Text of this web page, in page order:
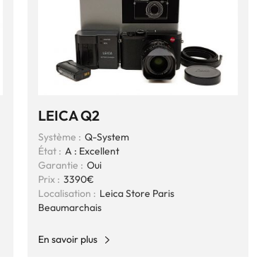
LEICA Q2
Système : Q-System
État : A : Excellent
Garantie : Oui
Prix : 3390€
Localisation : Leica Store Paris
Beaumarchais
En savoir plus